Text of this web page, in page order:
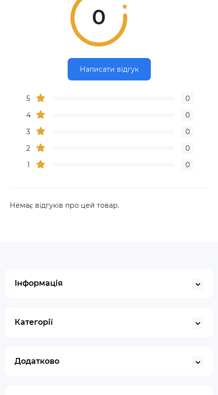
0
Написати відгук
5
0
4
0
3
0
2
0
1
0
Немає відгуків про цей товар.
Інформація
Категорії
Додатково